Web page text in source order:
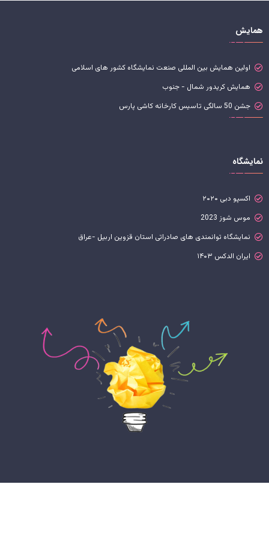
همایش
اولین همایش بین المللی صنعت نمایشگاه کشور های اسلامی
همایش کریدور شمال - جنوب
جشن 50 سالگی تاسیس کارخانه کاشی پارس
نمایشگاه
اکسپو دبی ۲۰۲۰
موس شوز 2023
نمایشگاه توانمندی های صادراتی استان قزوین اربیل -عراق
ایران الدکس ۱۴۰۳